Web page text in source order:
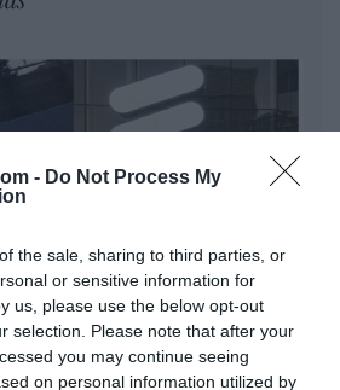
- Do Not Process My
the sale, sharing to third parties, or
or sensitive information for
us, please use the below opt-out
selection. Please note that after your
you may continue seeing
on personal information utilized by
Huawei: lo que importan